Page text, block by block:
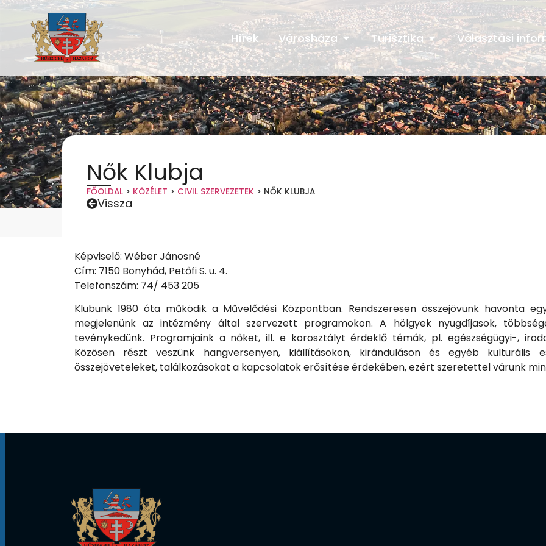
Hírek Városháza Turisztika Választási
Nők Klubja
FŐOLDAL > KÖZÉLET > CIVIL SZERVEZETEK > NŐK KLUBJA
Vissza
Képviselő: Wéber Jánosné
Cím: 7150 Bonyhád, Petőfi S. u. 4.
Telefonszám: 74/ 453 205
Klubunk 1980 óta működik a Művelődési Központban. Rendszeresen összejövünk havonta
megjelenünk az intézmény által szervezett programokon. A hölgyek nyugdíjasok,
tevénykedünk. Programjaink a nőket, ill. e korosztályt érdeklő témák, pl. egészségügyi-,
Közösen részt veszünk hangversenyen, kiállításokon, kiránduláson és egyéb kulturális
összejöveteleket, találkozásokat a kapcsolatok erősítése érdekében, ezért szeretettel várunk